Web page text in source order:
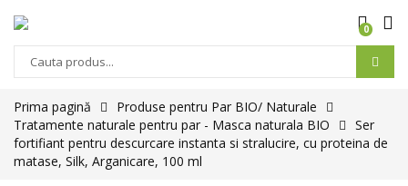
0
Prima pagină
Produse pentru Par BIO/ Naturale
Tratamente naturale pentru par - Masca naturala BIO
Ser
fortifiant pentru descurcare instanta si stralucire, cu proteina de
matase, Silk, Arganicare, 100 ml